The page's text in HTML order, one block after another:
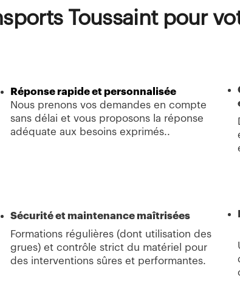
Toussaint pour
Réponse rapide et personnalisée
Nous prenons vos demandes en compte
sans délai et vous proposons la réponse
adéquate aux besoins exprimés..
Sécurité et maintenance maîtrisées
Formations régulières (dont utilisation des
grues) et contrôle strict du matériel pour
des interventions sûres et performantes.